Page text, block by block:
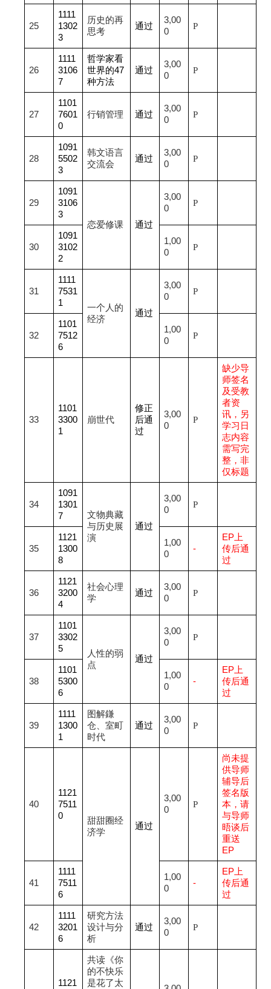
25
1111
1302
3
历史的再
思考
通过
3,00
0
P
26
1111
3106
7
哲学家看
世界的47
种方法
通过
3,00
0
P
27
1101
7601
0
行销管理 通过
3,00
0
P
28
1091
5502
3
韩文语言
交流会
通过
3,00
0
P
29
1091
3106
3
恋爱修课
通过
3,00
0
P
30
1091
3102
2
1,00
0
P
31
1111
7531
1
一个人的
经济
通过
3,00
0
P
32
1101
7512
6
1,00
0
P
33
1101
3300
1
崩世代
修正
后通
过
3,00
0
P
缺少导
师签名
及受教
者资
讯，另
学习日
志内容
需写完
整，非
仅标题
34
1091
1301
7
文物典藏
与历史展
演
通过
3,00
0
P
35
1121
1300
8
1,00
0
-
EP 上
传后通
过
36
1121
3200
4
社会心理
学
通过
3,00
0
P
37
1101
3302
5
人性的弱
点
通过
3,00
0
P
38
1101
5300
6
1,00
0
-
EP 上
传后通
过
39
1111
1300
1
图解鎌
仓、室町
时代
通过
3,00
0
P
40
1121
7511
0
甜甜圈经
济学
通过
3,00
0
P
尚未提
供导师
辅导后
签名版
本，请
与导师
晤谈后
重送
EP
41
1111
7511
6
1,00
0
-
EP 上
传后通
过
42
1111
3201
6
研究方法
设计与分
析
通过
3,00
0
P
1121
共读《你
的不快乐
是花了太